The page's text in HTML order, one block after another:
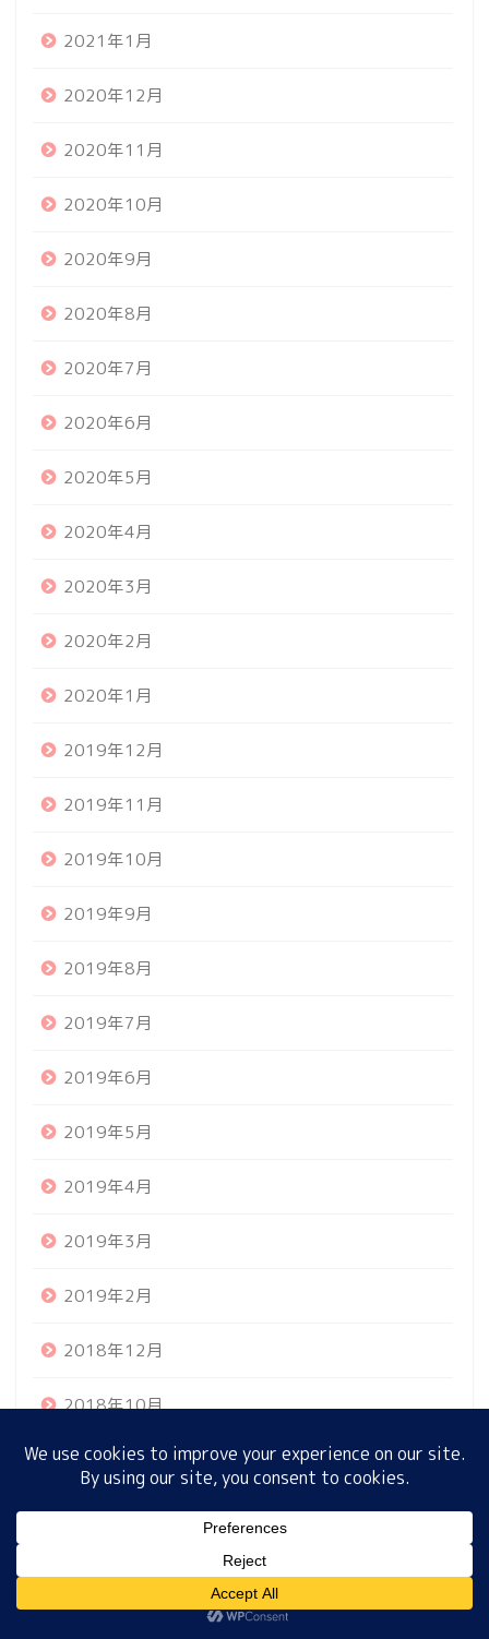
2021年1月
2020年12月
2020年11月
2020年10月
2020年9月
2020年8月
2020年7月
2020年6月
2020年5月
2020年4月
2020年3月
2020年2月
2020年1月
2019年12月
2019年11月
2019年10月
2019年9月
2019年8月
2019年7月
2019年6月
2019年5月
2019年4月
2019年3月
2019年2月
2018年12月
2018年10月
2018年9月
2018年6月
プロフィール サイトマップ